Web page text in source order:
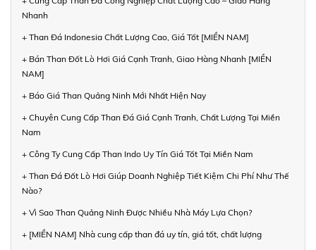
Nhanh
+ Than Đá Indonesia Chất Lượng Cao, Giá Tốt [MIỀN NAM]
+ Bán Than Đốt Lò Hơi Giá Cạnh Tranh, Giao Hàng Nhanh [MIỀN
NAM]
+ Báo Giá Than Quảng Ninh Mới Nhất Hiện Nay
+ Chuyên Cung Cấp Than Đá Giá Cạnh Tranh, Chất Lượng Tại Miền
Nam
+ Công Ty Cung Cấp Than Indo Uy Tín Giá Tốt Tại Miền Nam
+ Than Đá Đốt Lò Hơi Giúp Doanh Nghiệp Tiết Kiệm Chi Phí Như Thế
Nào?
+ Vì Sao Than Quảng Ninh Được Nhiều Nhà Máy Lựa Chọn?
+ [MIỀN NAM] Nhà cung cấp than đá uy tín, giá tốt, chất lượng